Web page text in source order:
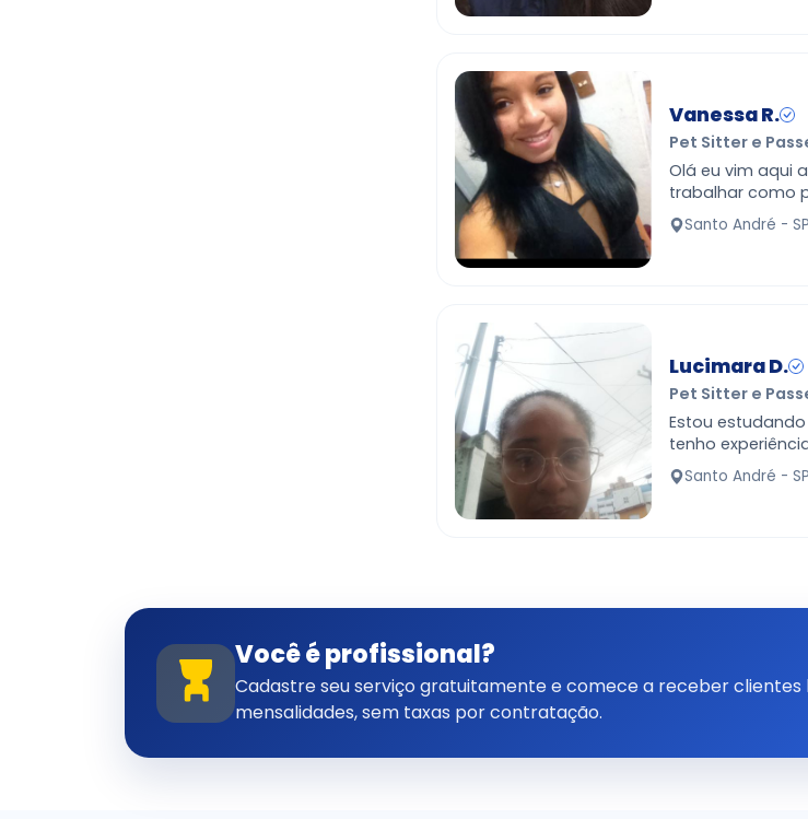
Vanessa R.
Pet Sitter e
Olá eu vim aqui
trabalhar como
seu pet super
pet mais eu se…
Santo André - SP
Lucimara D.
Pet Sitter e
Estou
tenho
Santo André - SP
Você é profissional?
Cadastre seu serviço gratuitamente e comece a receber clientes
mensalidades, sem taxas por contratação.